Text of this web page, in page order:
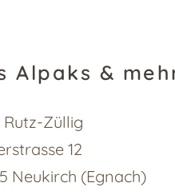
Alpaks &
Rutz-Züllig
12
Neukirch (Egnach)